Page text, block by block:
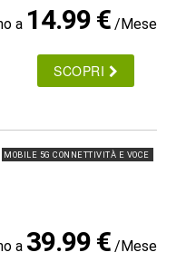
a 14.99 € /Mese
SCOPRI
MOBILE 5G CONNETTIVITÀ E VOCE
a 39.99 € /Mese